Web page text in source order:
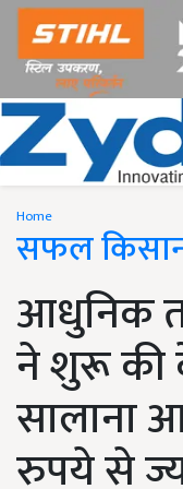
Home
सफल
आधुनिक
ने शुरू
सालाना
रुपये से